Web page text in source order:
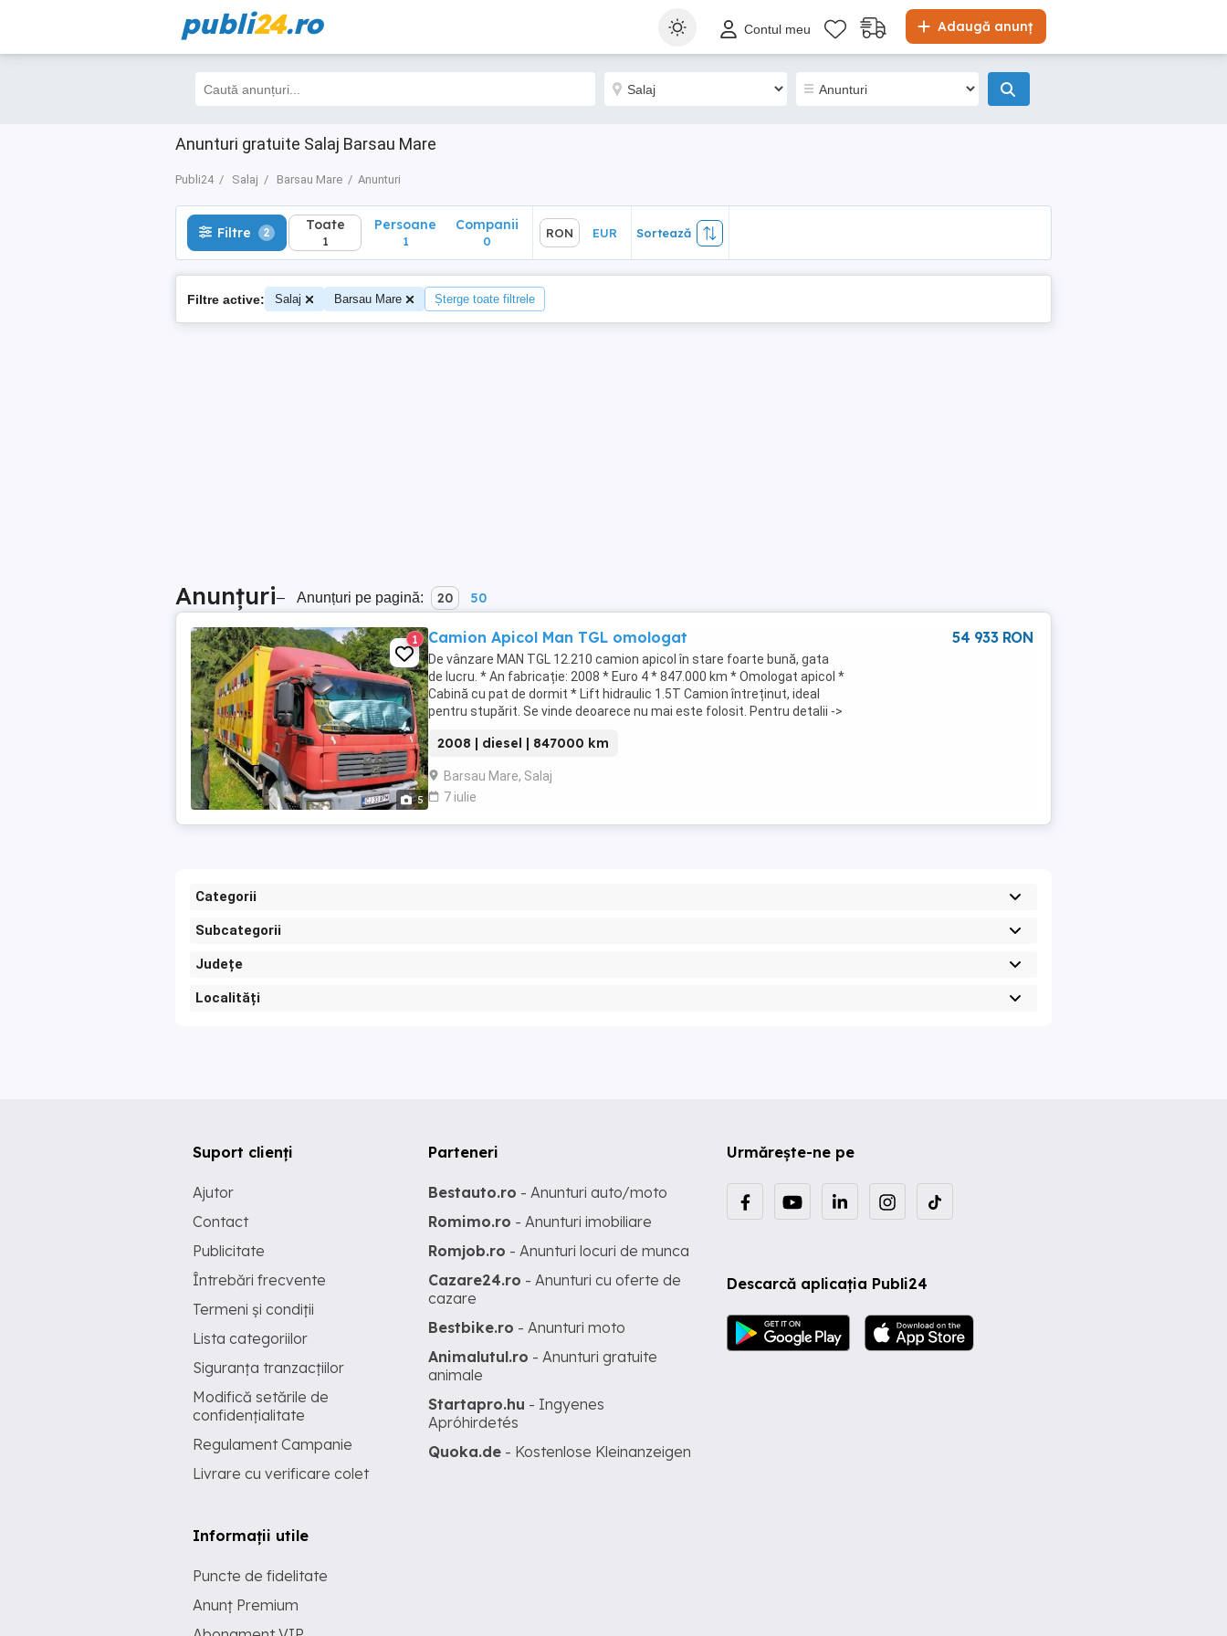
publi24.ro Adaugă anunț
Contul meu
Anunturi gratuite Salaj Barsau Mare
Publi24 Salaj Barsau Mare Anunturi
Filtre 2 Toate
1
Sortează
Filtre 2 Toate
1
Persoane
1
Companii
0
RON EUR Sortează
Filtre active: Salaj Barsau Mare Șterge toate filtrele
Anunțuri– Anunțuri pe pagină: 20 50
5
1 Camion Apicol Man TGL omologat
De vânzare MAN TGL 12.210 camion apicol în stare foarte bună, gata
de lucru. * An fabricație: 2008 * Euro 4 * 847.000 km * Omologat apicol *
Cabină cu pat de dormit * Lift hidraulic 1.5T Camion întreținut, ideal
pentru stupărit. Se vinde deoarece nu mai este folosit. Pentru detalii ->
2008 | diesel | 847000 km
Barsau Mare, Salaj
7 iulie
54 933 RON
Categorii
Subcategorii
Județe
Localități
Urmărește-ne pe
Descarcă aplicația Publi24
Suport clienți
Ajutor
Contact
Publicitate
Întrebări frecvente
Termeni și condiții
Lista categoriilor
Siguranța tranzacțiilor
Modifică setările de
confidențialitate
Regulament Campanie
Livrare cu verificare colet
Informații utile
Puncte de fidelitate
Anunț Premium
Parteneri
Bestauto.ro - Anunturi auto/moto
Romimo.ro - Anunturi imobiliare
Romjob.ro - Anunturi locuri de munca
Cazare24.ro - Anunturi cu oferte de
cazare
Bestbike.ro - Anunturi moto
Animalutul.ro - Anunturi gratuite
animale
Startapro.hu - Ingyenes
Apróhirdetés
Quoka.de - Kostenlose Kleinanzeigen